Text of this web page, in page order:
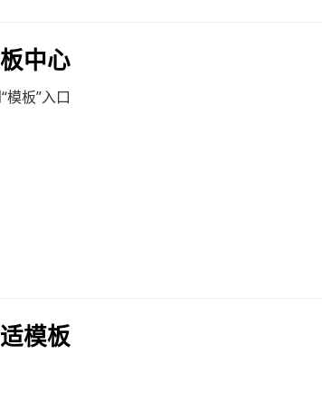
中心
板”入口
模板